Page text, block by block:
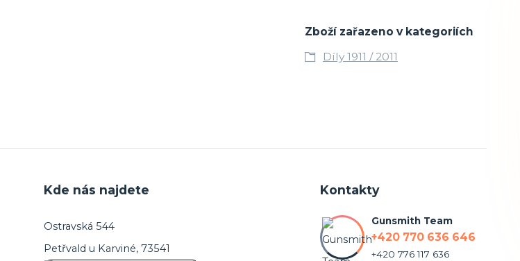
Zboží zařazeno v kategoriích
Díly 1911 / 2011
Kde nás najdete
Ostravská 544
Petřvald u Karviné, 73541
Kontakty
Gunsmith Team
+420 770 636 646
+420 776 117 636